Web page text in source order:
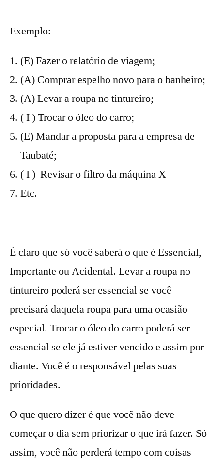
Exemplo:
(E) Fazer o relatório de viagem;
(A) Comprar espelho novo para o banheiro;
(A) Levar a roupa no tintureiro;
( I ) Trocar o óleo do carro;
(E) Mandar a proposta para a empresa de
Taubaté;
( I ) Revisar o filtro da máquina X
Etc.
É claro que só você saberá o que é Essencial,
Importante ou Acidental. Levar a roupa no
tintureiro poderá ser essencial se você
precisará daquela roupa para uma ocasião
especial. Trocar o óleo do carro poderá ser
essencial se ele já estiver vencido e assim por
diante. Você é o responsável pelas suas
prioridades.
O que quero dizer é que você não deve
começar o dia sem priorizar o que irá fazer. Só
assim, você não perderá tempo com coisas